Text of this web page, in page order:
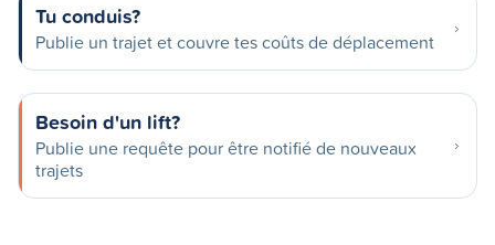
Tu conduis?
Publie un trajet et couvre tes coûts de déplacement
Besoin d'un lift?
Publie une requête pour être notifié de nouveaux
trajets